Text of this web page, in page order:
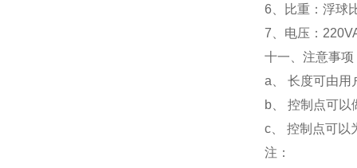
6、比重：浮球
7、电压：
十一、注意事项
a、 长度可由用
b、 控制点可以
c、 控制点可以
注：